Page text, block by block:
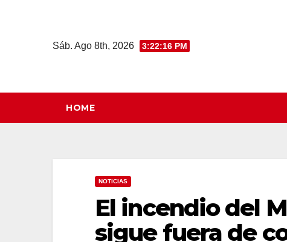
Sáb. Ago 8th, 2026 3:22:17 PM
HOME
NOTICIAS
El incendio del
sigue fuera de